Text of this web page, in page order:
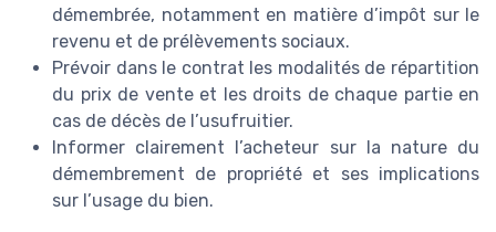
démembrée, notamment en matière d’impôt sur le
revenu et de prélèvements sociaux.
Prévoir dans le contrat les modalités de répartition
du prix de vente et les droits de chaque partie en
cas de décès de l’usufruitier.
Informer clairement l’acheteur sur la nature du
démembrement de propriété et ses implications
sur l’usage du bien.